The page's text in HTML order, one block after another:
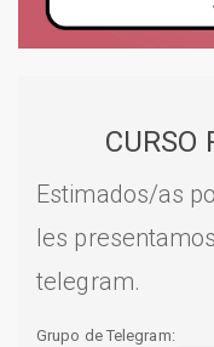
CURSO
Estimados/as
les
telegram.
Grupo de Telegram: